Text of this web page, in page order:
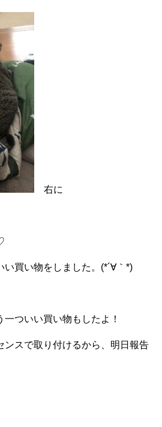
右に
買い物をしました。(*´∀｀*)
ついい買い物もしたよ！
ンスで取り付けるから、明日報告